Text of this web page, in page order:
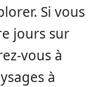
Si vous
jours sur
vous à
à